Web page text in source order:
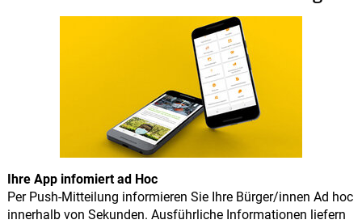
Ihre App infomiert ad Hoc
Per Push-Mitteilung informieren Sie Ihre Bürger/innen Ad hoc
innerhalb von Sekunden. Ausführliche Informationen liefern